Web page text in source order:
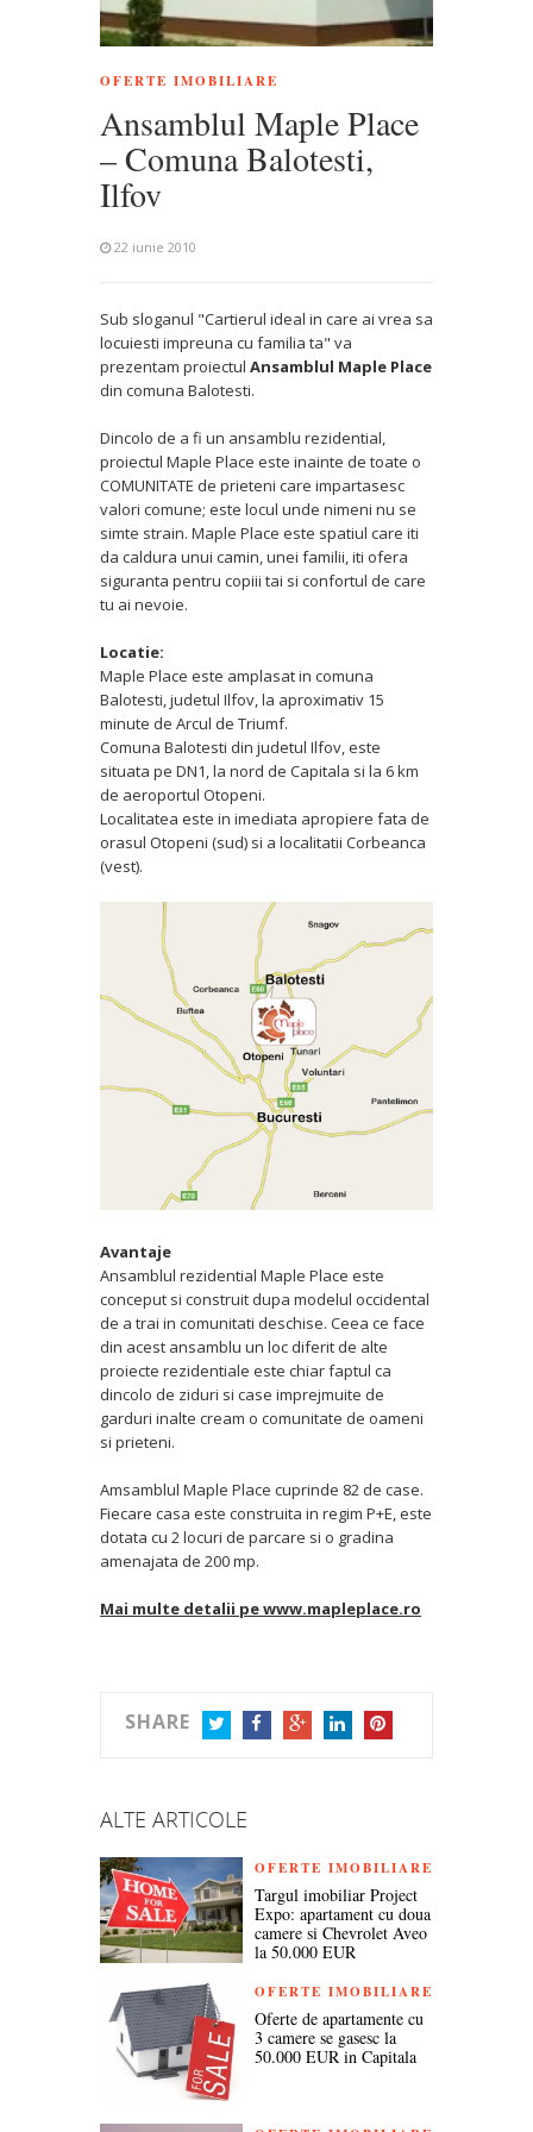
OFERTE IMOBILIARE
Ansamblul Maple Place
– Comuna Balotesti,
Ilfov
22 iunie 2010
Sub sloganul "Cartierul ideal in care ai vrea sa
locuiesti impreuna cu familia ta" va
prezentam proiectul Ansamblul Maple Place
din comuna Balotesti.
Dincolo de a fi un ansamblu rezidential,
proiectul Maple Place este inainte de toate o
COMUNITATE de prieteni care impartasesc
valori comune; este locul unde nimeni nu se
simte strain. Maple Place este spatiul care iti
da caldura unui camin, unei familii, iti ofera
siguranta pentru copiii tai si confortul de care
tu ai nevoie.
Locatie:
Maple Place este amplasat in comuna
Balotesti, judetul Ilfov, la aproximativ 15
minute de Arcul de Triumf.
Comuna Balotesti din judetul Ilfov, este
situata pe DN1, la nord de Capitala si la 6 km
de aeroportul Otopeni.
Localitatea este in imediata apropiere fata de
orasul Otopeni (sud) si a localitatii Corbeanca
(vest).
Avantaje
Ansamblul rezidential Maple Place este
conceput si construit dupa modelul occidental
de a trai in comunitati deschise. Ceea ce face
din acest ansamblu un loc diferit de alte
proiecte rezidentiale este chiar faptul ca
dincolo de ziduri si case imprejmuite de
garduri inalte cream o comunitate de oameni
si prieteni.
Amsamblul Maple Place cuprinde 82 de case.
Fiecare casa este construita in regim P+E, este
dotata cu 2 locuri de parcare si o gradina
amenajata de 200 mp.
Mai multe detalii pe www.mapleplace.ro
SHARE
ALTE ARTICOLE
OFERTE IMOBILIARE
Targul imobiliar Project
Expo: apartament cu doua
camere si Chevrolet Aveo
la 50.000 EUR
OFERTE IMOBILIARE
Oferte de apartamente cu
3 camere se gasesc la
50.000 EUR in Capitala